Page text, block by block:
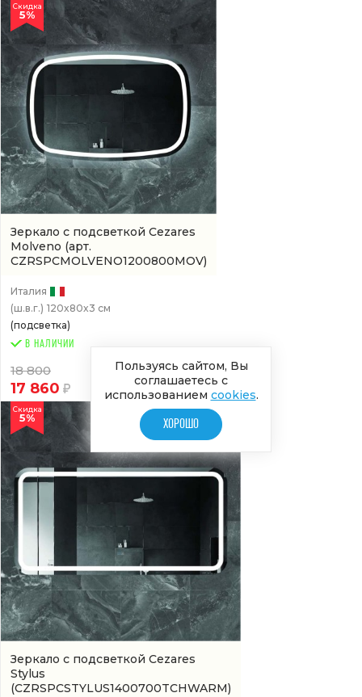
Зеркало с подсветкой Cezares
Molveno (арт.
CZRSPCMOLVENO1200800MOV)
Скидка
5%
Италия
(ш.в.г.) 120x80x3 см
(подсветка)
В НАЛИЧИИ
18 800
17 860
Зеркало с подсветкой Cezares
Stylus
(CZRSPCSTYLUS1400700TCHWARM)
Скидка
5%
Пользуясь сайтом, Вы
соглашаетесь с
использованием cookies.
ХОРОШО